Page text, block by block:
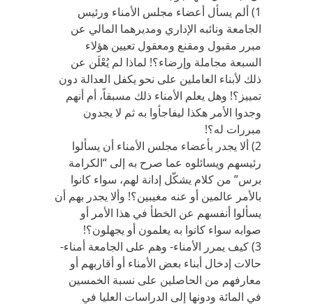
1) ألم يسأل أعضاء مجلس الأمناء ورئيس
الجامعة ونائبه الإداري ومديرهما المالي عن
مبرر مقبول ومقنع ومعقول تعيين هؤلاء
السبعة مجاملة وإرضاء؟! لماذا لم يُعْلَن عن
ذلك لأبناء العاملين على نحو يكفل العدالة دون
تمييز؟! وهل يعلم الأمناء ذلك مسبقاً، أم أنهم
وجدوا الأمر هكذا ليفاجأوا به ثم لا يجدون
مبررات له؟!
2) ألا يجدر بأعضاء مجلس الأمناء أن يسألوا
رئيسهم ويسائلوه عما صرح به إلى “الكرامة
برس” من كلام يشكّل إدانة لهم، سواء كانوا
بالأمر عالمين أو عنه مغيبين؟! وألا يجدر بهم أن
يسألوا أنفسهم عن الخطأ في هذا الأمر أو
صوابه سواء كانوا به يعلمون أو يجهلون؟!
3) كيف يمرر الأمناء- وهم على الجامعة أمناء-
حالات إدخال أبناء بعض الأمناء أو أقاربهم أو
معارفهم من الحاصلين على نسبة الخمسين
في المائة ودونها إلى الدراسات العليا في